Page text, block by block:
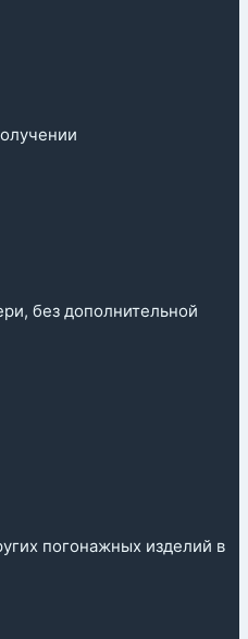
без дополнительной
погонажных изделий в